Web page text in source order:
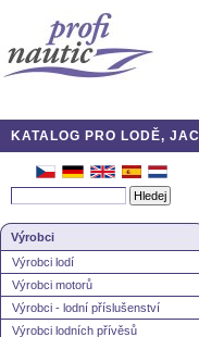
KATALOG PRO LODĚ,
Výrobci
Výrobci lodí
Výrobci motorů
Výrobci - lodní příslušenství
Výrobci lodních přívěsů